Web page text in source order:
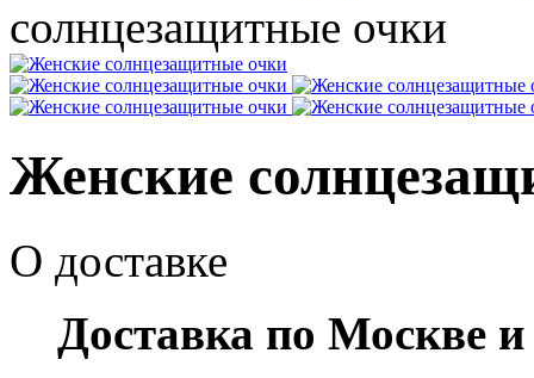
солнцезащитные очки
Женские
О доставке
Доставка по Москве